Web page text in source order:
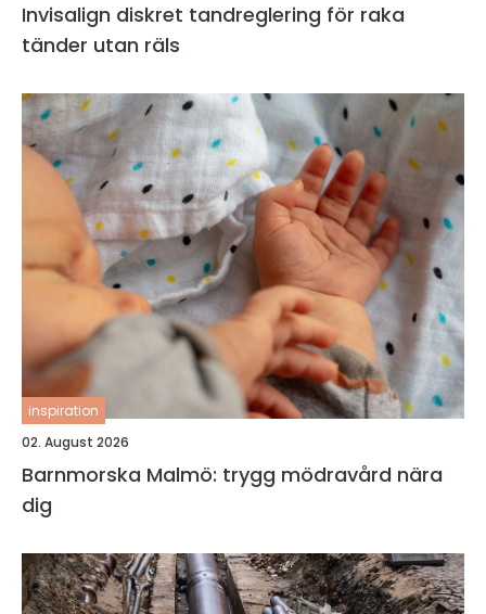
Invisalign diskret tandreglering för raka
tänder utan räls
inspiration
02. August 2026
Barnmorska Malmö: trygg mödravård nära
dig